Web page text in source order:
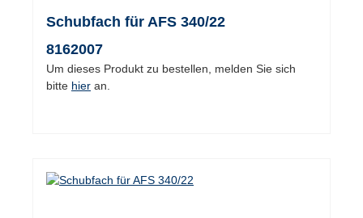
Schubfach für AFS 340/22
8162007
Um dieses Produkt zu bestellen, melden Sie sich
bitte hier an.